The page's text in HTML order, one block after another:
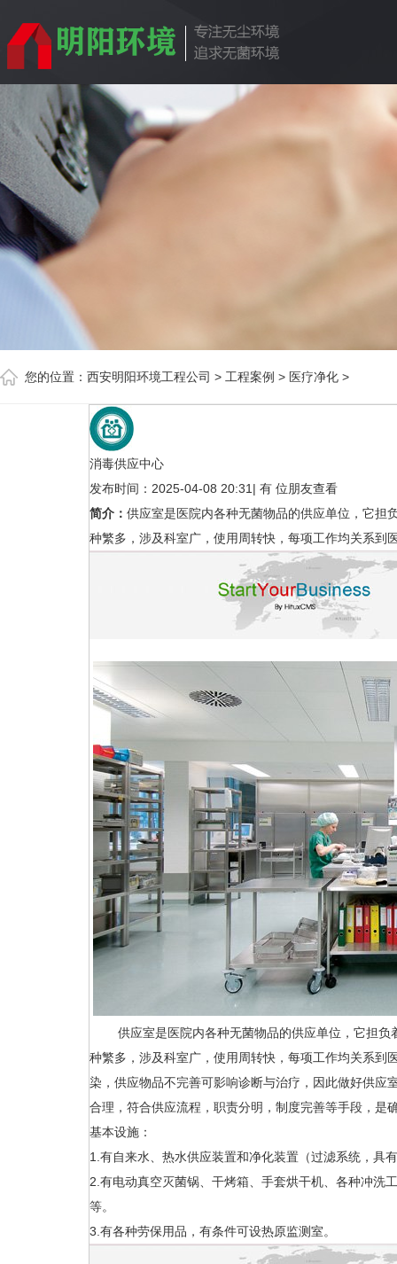
您的位置： 西安明阳环境工程公司 > 工程案例 > 医疗净化 >
消毒供应中心
发布时间：2025-04-08 20:31 | 有 位朋友查看
简介： 供应室是医院内各种无菌物品的供应单位，它担
种繁多，涉及科室广，使用周转快，每项工作均关系
供应室是医院内各种无菌物品的供应单位，它担负
种繁多，涉及科室广，使用周转快，每项工作均关系到
染，供应物品不完善可影响诊断与治疗，因此做好供应
合理，符合供应流程，职责分明，制度完善等手段，是
基本设施：
1.有自来水、热水供应装置和净化装置（过滤系统，具
2.有电动真空灭菌锅、干烤箱、手套烘干机、各种冲洗
等。
3.有各种劳保用品，有条件可设热原监测室。
消毒供应中心